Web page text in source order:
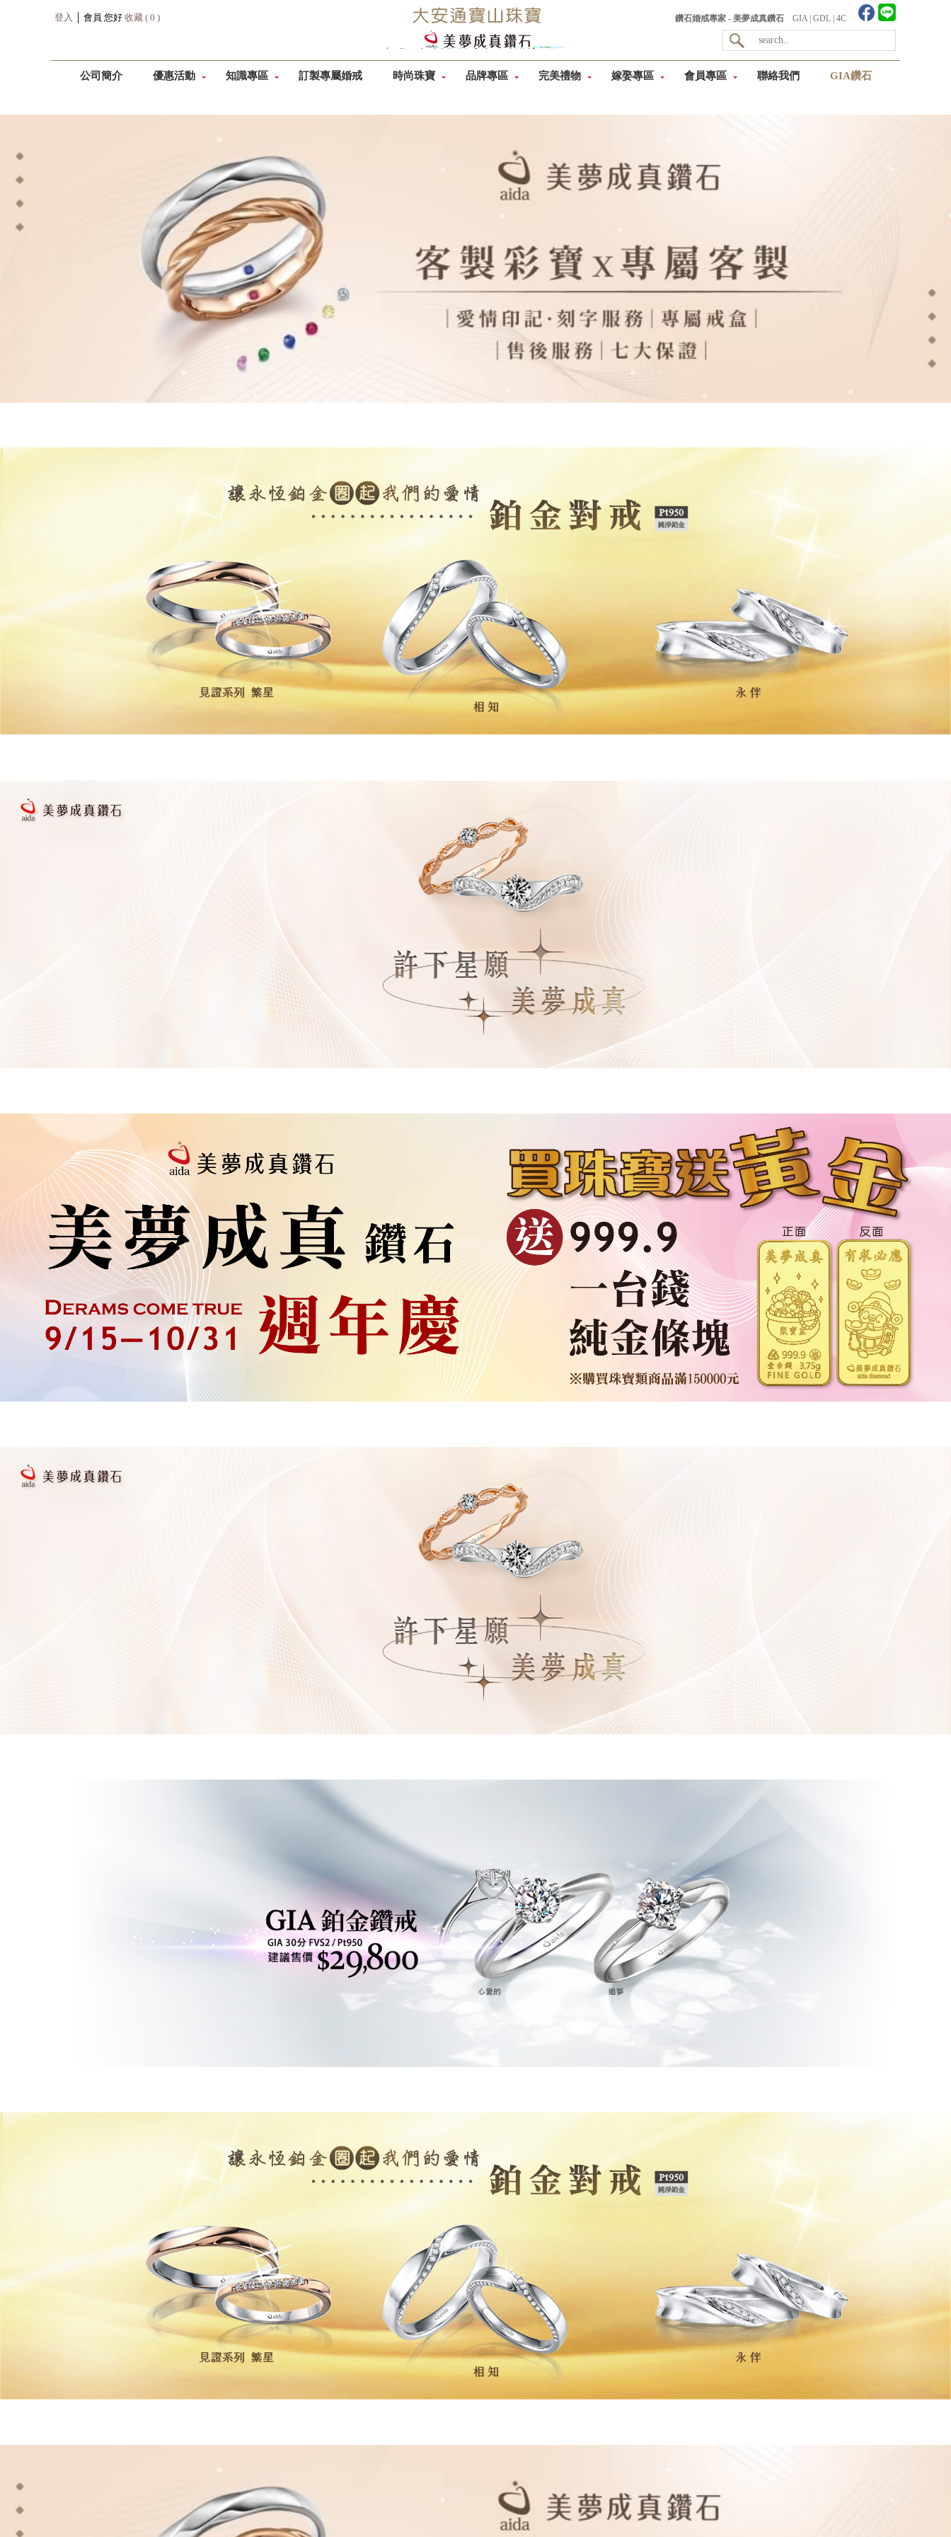
登入 │ 會員 您好 收藏 ( 0 ) 鑽石婚戒專家 - 美夢成真鑽石 GIA| GDL| 4C
公司簡介 優惠活動 知識專區 訂製專屬婚戒 時尚珠寶 品牌專區 完美禮物 嫁娶專區 會員專區 聯絡我們 GIA鑽石